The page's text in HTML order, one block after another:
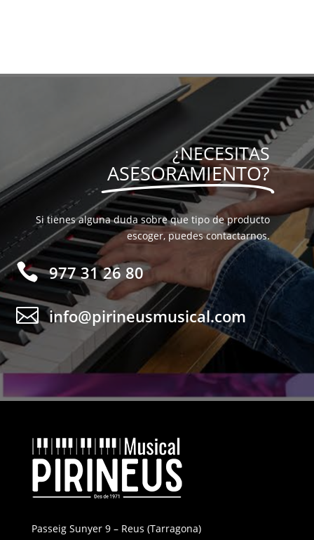
¿NECESITAS
ASESORAMIENTO?
Si tienes alguna duda sobre que tipo de producto
escoger, puedes contactarnos.
 977 31 26 80
 info@pirineusmusical.com
Passeig Sunyer 9 – Reus (Tarragona)